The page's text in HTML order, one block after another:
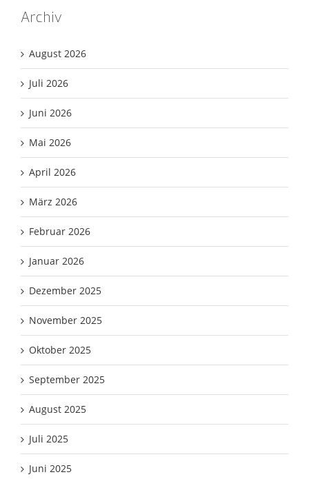
Archiv
August 2026
Juli 2026
Juni 2026
Mai 2026
April 2026
März 2026
Februar 2026
Januar 2026
Dezember 2025
November 2025
Oktober 2025
September 2025
August 2025
Juli 2025
Juni 2025